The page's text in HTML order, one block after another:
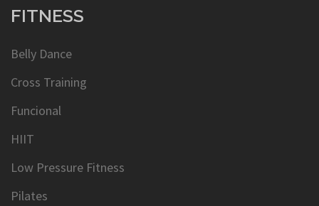
FITNESS
Belly Dance
Cross Training
Funcional
HIIT
Low Pressure Fitness
Pilates